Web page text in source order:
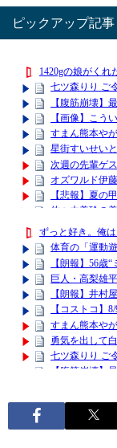
ピックアップ記事